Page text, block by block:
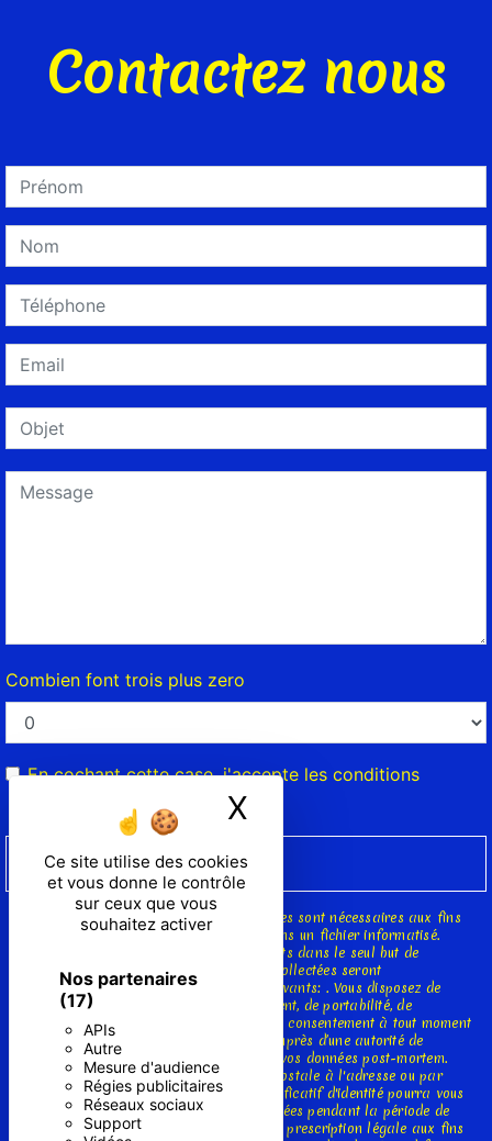
Ce site utilise des cookies
et vous donne le contrôle
sur ceux que vous
souhaitez activer
Nos partenaires
(17)
APIs
Autre
Mesure d'audience
Régies publicitaires
Réseaux sociaux
Support
X
Contactez nous
Combien font trois plus zero
En cochant cette case, j'accepte les conditions
particulières ci-dessous **
ENVOYER
** Les données personnelles communiquées sont nécessaires aux fins
de vous contacter et sont enregistrées dans un fichier informatisé.
Elles sont destinées à et ses sous-traitants dans le seul but de
répondre à votre message. Les données collectées seront
communiquées aux seuls destinataires suivants: . Vous disposez de
droits d’accès, de rectification, d’effacement, de portabilité, de
limitation, d’opposition, de retrait de votre consentement à tout moment
et du droit d’introduire une réclamation auprès d’une autorité de
contrôle, ainsi que d’organiser le sort de vos données post-mortem.
Vous pouvez exercer ces droits par voie postale à l'adresse ou par
courrier électronique à l'adresse . Un justificatif d'identité pourra vous
être demandé. Nous conservons vos données pendant la période de
prise de contact puis pendant la durée de prescription légale aux fins